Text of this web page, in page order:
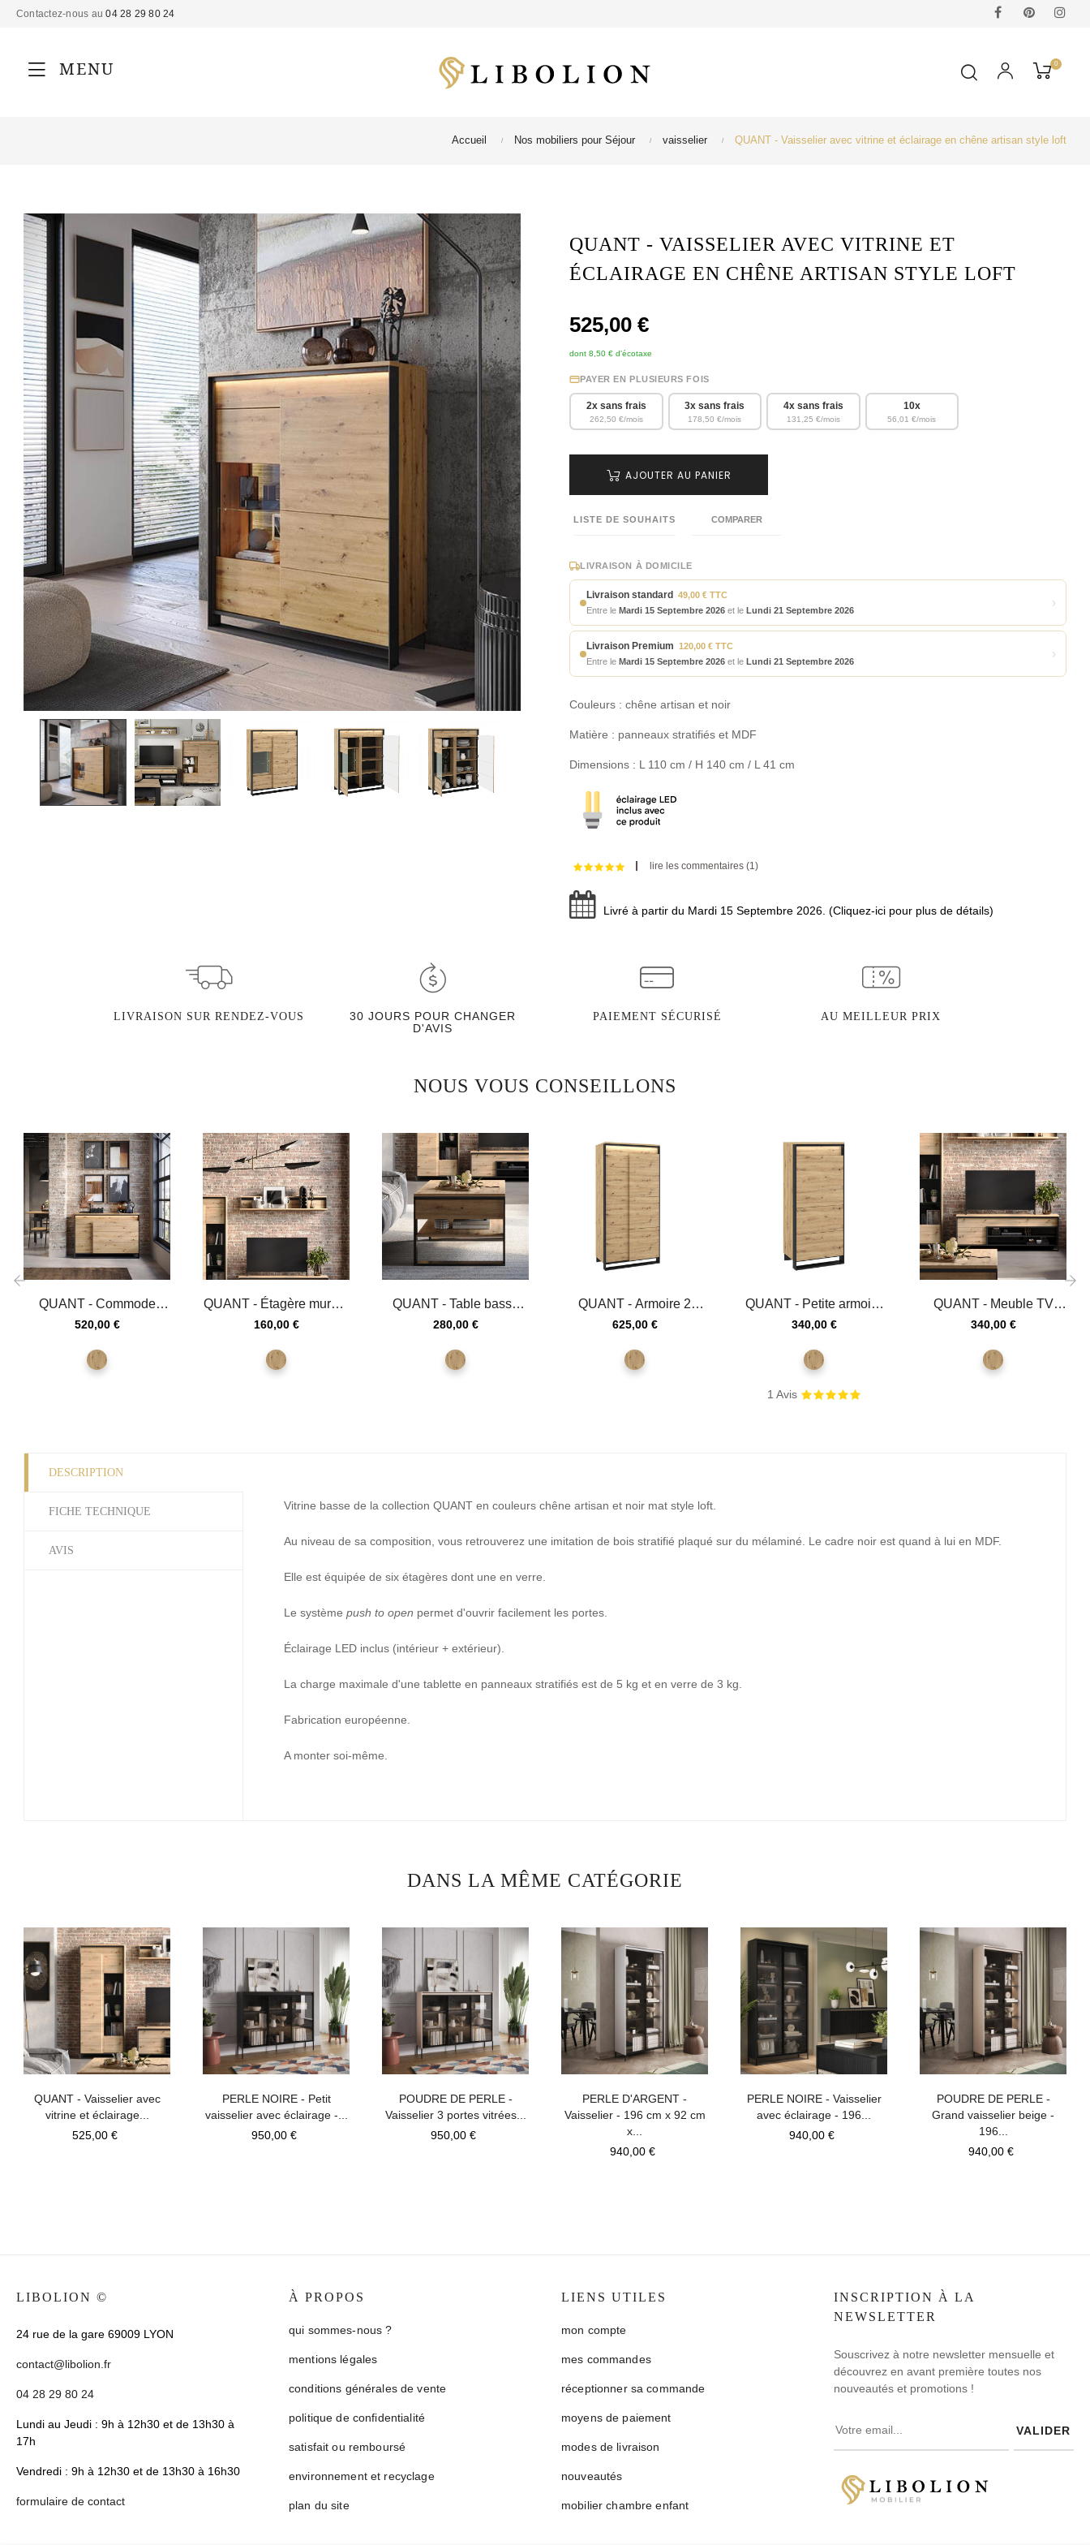
Contactez-nous au04 28 29 80 24 FacebookPinterest
MENU 0
Accueil Nos mobiliers pour Séjour vaisselier QUANT - Vaisselier avec vitrine et éclairage en chêne artisan style loft
QUANT - VAISSELIER AVEC VITRINE ET
ÉCLAIRAGE EN CHÊNE ARTISAN STYLE LOFT
525,00 €
dont 8,50 € d'écotaxe
PAYER EN PLUSIEURS FOIS
2x sans frais
262,50 €/mois
3x sans frais
178,50 €/mois
4x sans frais
131,25 €/mois
10x
56,01 €/mois
AJOUTER AU PANIER
LISTE DE SOUHAITS COMPARER
LIVRAISON À DOMICILE
Livraison standard
49,00 € TTC
Entre le Mardi 15 Septembre 2026 et le Lundi 21 Septembre 2026
›
Livraison Premium 120,00 € TTC
Entre le Mardi 15 Septembre 2026 et le Lundi 21 Septembre 2026
›
Couleurs : chêne artisan et noir
Matière : panneaux stratifiés et MDF
Dimensions : L 110 cm / H 140 cm / L 41 cm
lire les commentaires (1)
Livré à partir du Mardi 15 Septembre 2026. (Cliquez-ici pour plus de détails)
LIVRAISON SUR RENDEZ-VOUS
30 JOURS POUR CHANGER
D'AVIS
PAIEMENT SÉCURISÉ AU MEILLEUR PRIX
NOUS VOUS CONSEILLONS
QUANT - Commode
avec 4 tiroirs et éclairage
Prix
520,00 €
chêne
artisan
QUANT - Étagère murale
largeur 155 cm en
Prix
160,00 €
chêne
artisan
QUANT - Table basse
avec tiroirs latéraux en...
Prix
280,00 €
chêne
artisan
QUANT - Armoire 2
portes avec éclairage
Prix
625,00 €
chêne
artisan
QUANT - Petite armoire
une porte avec
Prix
340,00 €
chêne
artisan
1 Avis
QUANT - Meuble TV
avec tiroirs et éclairage
Prix
340,00 €
chêne
artisan
DESCRIPTION
FICHE TECHNIQUE
AVIS
Vitrine basse de la collection QUANT en couleurs chêne artisan et noir mat style loft.
Au niveau de sa composition, vous retrouverez une imitation de bois stratifié plaqué sur du mélaminé. Le cadre noir est quand à lui en MDF.
Elle est équipée de six étagères dont une en verre.
Le système push to open permet d'ouvrir facilement les portes.
Éclairage LED inclus (intérieur + extérieur).
La charge maximale d'une tablette en panneaux stratifiés est de 5 kg et en verre de 3 kg.
Fabrication européenne.
A monter soi-même.
DANS LA MÊME CATÉGORIE
QUANT - Vaisselier avec
vitrine et éclairage...
Prix
525,00 €
PERLE NOIRE - Petit
vaisselier avec éclairage -...
Prix
950,00 €
POUDRE DE PERLE -
Vaisselier 3 portes vitrées...
Prix
950,00 €
PERLE D'ARGENT -
Vaisselier - 196 cm x 92 cm
x...
Prix
940,00 €
PERLE NOIRE - Vaisselier
avec éclairage - 196...
Prix
940,00 €
POUDRE DE PERLE -
Grand vaisselier beige -
196...
Prix
940,00 €
LIBOLION ©
24 rue de la gare 69009 LYON
contact@libolion.fr
04 28 29 80 24
Lundi au Jeudi : 9h à 12h30 et de 13h30 à
17h
Vendredi : 9h à 12h30 et de 13h30 à 16h30
formulaire de contact
À PROPOS
qui sommes-nous ?
mentions légales
conditions générales de vente
politique de confidentialité
satisfait ou remboursé
environnement et recyclage
plan du site
LIENS UTILES
mon compte
mes commandes
réceptionner sa commande
moyens de paiement
modes de livraison
nouveautés
mobilier chambre enfant
INSCRIPTION À LA
NEWSLETTER
Souscrivez à notre newsletter mensuelle et
découvrez en avant première toutes nos
nouveautés et promotions !
VALIDER